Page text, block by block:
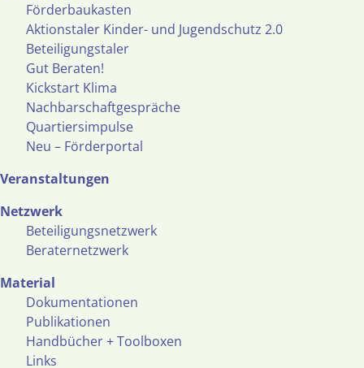
Förderbaukasten
Aktionstaler Kinder- und Jugendschutz 2.0
Beteiligungstaler
Gut Beraten!
Kickstart Klima
Nachbarschaftgespräche
Quartiersimpulse
Neu – Förderportal
Veranstaltungen
Netzwerk
Beteiligungsnetzwerk
Beraternetzwerk
Material
Dokumentationen
Publikationen
Handbücher + Toolboxen
Links